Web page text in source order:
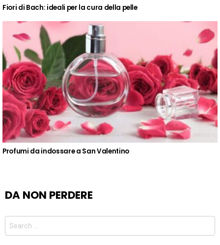
Fiori di Bach: ideali per la cura della pelle
Profumi da indossare a San Valentino
DA NON PERDERE
Search